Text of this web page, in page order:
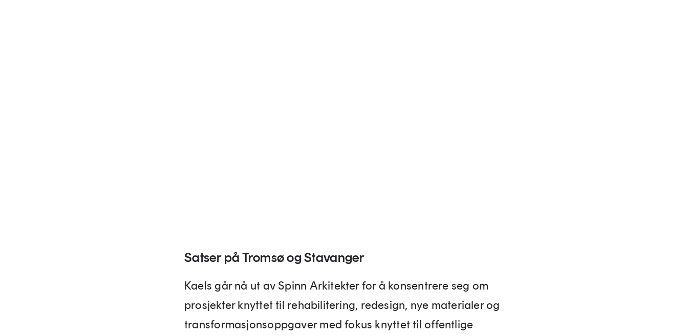
Satser på Tromsø og Stavanger
Kaels går nå ut av Spinn Arkitekter for å konsentrere seg om
prosjekter knyttet til rehabilitering, redesign, nye materialer og
transformasjonsoppgaver med fokus knyttet til offentlige